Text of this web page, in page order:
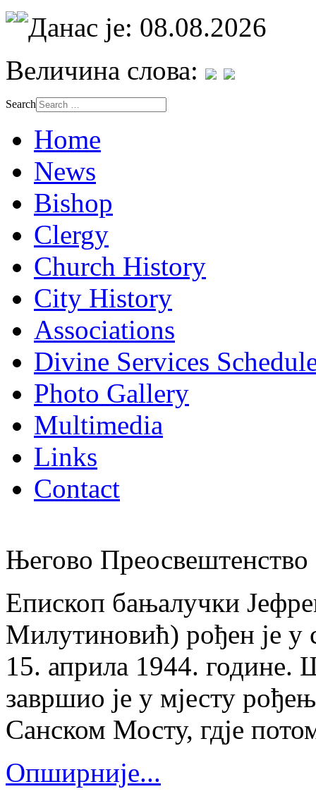
Данас је: 08.08.2026
Величина слова:
Search
Home
News
Bishop
Clergy
Church History
City History
Associations
Divine Services
Photo Gallery
Multimedia
Links
Contact
Његово
Епископ бањалучки
Милутиновић) рођен је у
15. априла 1944. године.
завршио је у мјесту
Санском Мосту, гдје
Опширније...